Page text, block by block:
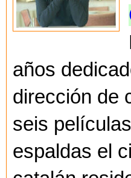
años
dirección de
seis
espaldas el